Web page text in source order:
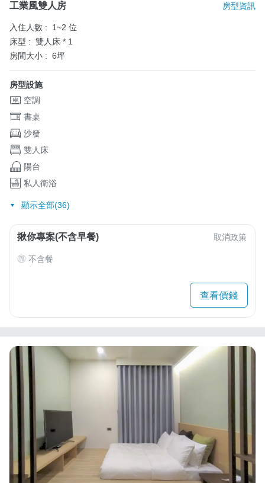
工業風雙人房 房型資訊
入住人數 :
1~2 位
床型 : 雙人床 * 1
房間大小 : 6坪
房型設施
空調
書桌
沙發
雙人床
陽台
私人衛浴
顯示全部(36)
揪你專案(不含早餐) 取消政策
不含餐
查看價錢